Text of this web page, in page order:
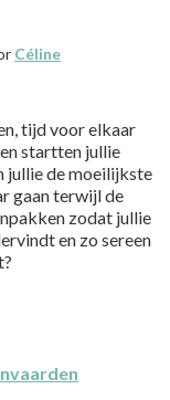
Céline
tijd voor elkaar
startten jullie
jullie de moeilijkste
gaan terwijl de
zodat jullie
en zo sereen